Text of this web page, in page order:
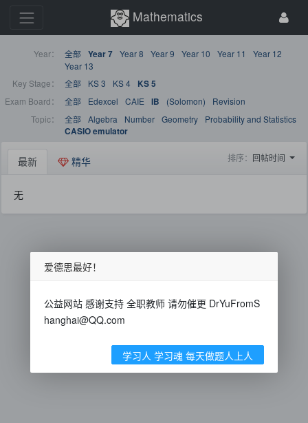
Mathematics
Year： 全部 Year 7 Year 8 Year 9 Year 10 Year 11
Year 12
Year 13
Key Stage：
全部 KS 3 KS 4
KS 5
Exam Board：
全部 Edexcel CAIE IB (Solomon)
Revision
Topic：
全部 Algebra Number Geometry
Probability and Statistics
CASIO emulator
最新 精华 排序： 回帖时间
无
爱德思最好！
公益网站 感谢支持 全职教师 请勿催更 DrYuFromS
hanghai@QQ.com
学习人 学习魂 每天做题人上人